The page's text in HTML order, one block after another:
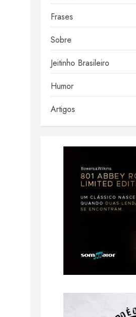
Frases
Sobre
Jeitinho Brasileiro
Humor
Artigos